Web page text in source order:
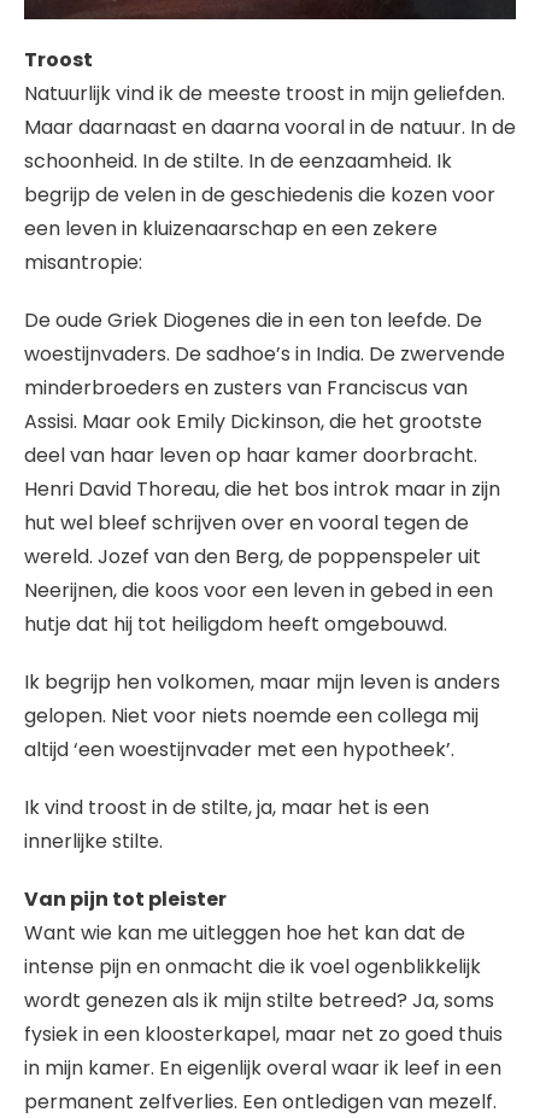
Troost
Natuurlijk vind ik de meeste troost in mijn geliefden.
Maar daarnaast en daarna vooral in de natuur. In de
schoonheid. In de stilte. In de eenzaamheid. Ik
begrijp de velen in de geschiedenis die kozen voor
een leven in kluizenaarschap en een zekere
misantropie:
De oude Griek Diogenes die in een ton leefde. De
woestijnvaders. De sadhoe’s in India. De zwervende
minderbroeders en zusters van Franciscus van
Assisi. Maar ook Emily Dickinson, die het grootste
deel van haar leven op haar kamer doorbracht.
Henri David Thoreau, die het bos introk maar in zijn
hut wel bleef schrijven over en vooral tegen de
wereld. Jozef van den Berg, de poppenspeler uit
Neerijnen, die koos voor een leven in gebed in een
hutje dat hij tot heiligdom heeft omgebouwd.
Ik begrijp hen volkomen, maar mijn leven is anders
gelopen. Niet voor niets noemde een collega mij
altijd ‘een woestijnvader met een hypotheek’.
Ik vind troost in de stilte, ja, maar het is een
innerlijke stilte.
Van pijn tot pleister
Want wie kan me uitleggen hoe het kan dat de
intense pijn en onmacht die ik voel ogenblikkelijk
wordt genezen als ik mijn stilte betreed? Ja, soms
fysiek in een kloosterkapel, maar net zo goed thuis
in mijn kamer. En eigenlijk overal waar ik leef in een
permanent zelfverlies. Een ontledigen van mezelf.